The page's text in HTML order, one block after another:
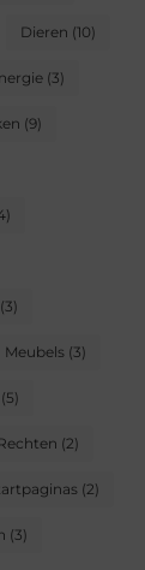
Dieren (10)
(3)
(9)
(3)
Meubels (3)
(5)
(2)
(2)
(3)